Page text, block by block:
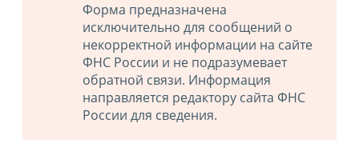
Форма предназначена
исключительно для сообщений о
некорректной информации на сайте
ФНС России и не подразумевает
обратной связи. Информация
направляется редактору сайта ФНС
России для сведения.